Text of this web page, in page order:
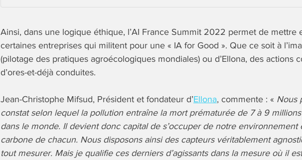
Ainsi, dans une logique éthique, l’AI France Summit 2022 permet de mettre
certaines entreprises qui militent pour une « IA for Good ». Que ce soit à
(pilotage des pratiques agroécologiques mondiales) ou d’Ellona, des actions
d’ores-et-déjà conduites.
Jean-Christophe Mifsud, Président et fondateur d’Ellona, commente : « Nous
constat selon lequel la pollution entraîne la mort prématurée de 7 à 9
dans le monde. Il devient donc capital de s’occuper de notre environnement
carbone de chacun. Nous disposons ainsi des capteurs véritablement
tout mesurer. Mais je qualifie ces derniers d’agissants dans la mesure où il